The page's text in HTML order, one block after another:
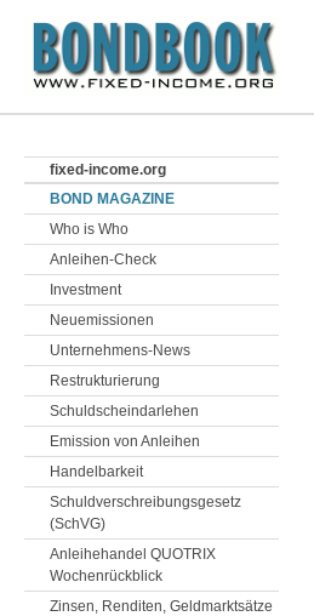
fixed-income.org
BOND MAGAZINE
Who is Who
Anleihen-Check
Investment
Neuemissionen
Unternehmens-News
Restrukturierung
Schuldscheindarlehen
Emission von Anleihen
Handelbarkeit
Schuldverschreibungsgesetz
(SchVG)
Anleihehandel QUOTRIX
Wochenrückblick
Zinsen, Renditen, Geldmarktsätze